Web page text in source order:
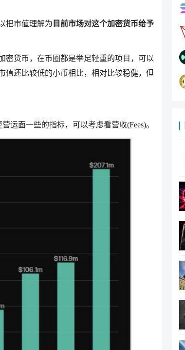
把市值理解为 目前市场对这个加密货币给予
密货币，在币圈都是举足轻重的项目，可以
值还比较低的小币相比，相对比较稳健，但
运面一些的指标，可以考虑看营收(Fees)。